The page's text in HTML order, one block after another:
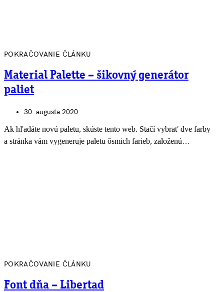
POKRAČOVANIE ČLÁNKU
Material Palette – šikovný generátor
paliet
30. augusta 2020
Ak hľadáte novú paletu, skúste tento web. Stačí vybrať dve farby
a stránka vám vygeneruje paletu ôsmich farieb, založenú…
POKRAČOVANIE ČLÁNKU
Font dňa – Libertad